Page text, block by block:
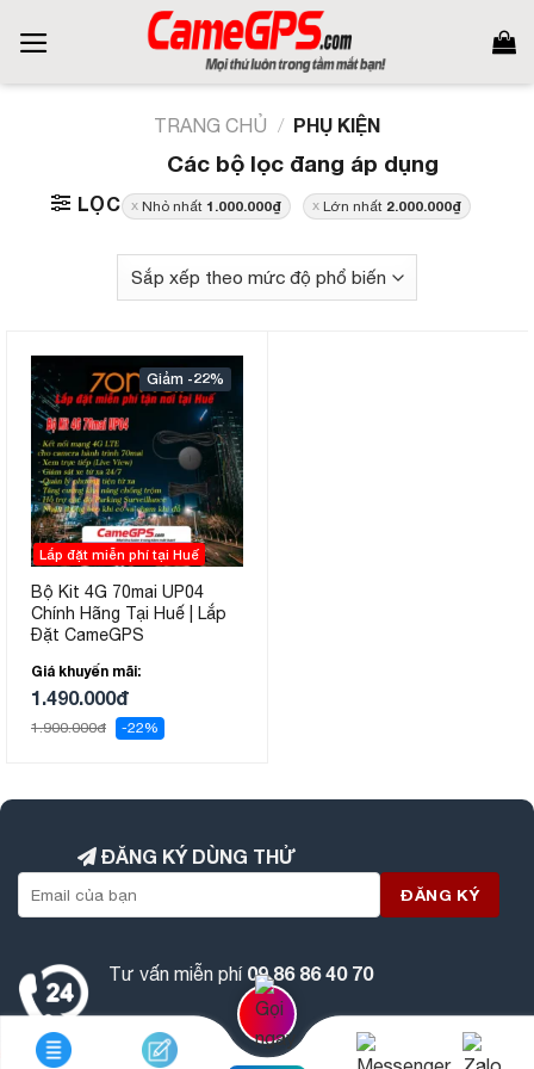
TRANG CHỦ / PHỤ KIỆN
LỌC
Các bộ lọc đang áp dụng
Nhỏ nhất 1.000.000₫ Lớn nhất 2.000.000₫
-22%
Lắp đặt miễn phí tại Huế
Bộ Kit 4G 70mai UP04
Chính Hãng Tại Huế | Lắp
Đặt CameGPS
Giá khuyến mãi:
1.490.000đ
1.900.000đ -22%
ĐĂNG KÝ DÙNG THỬ
Tư vấn miễn phí 09 86 86 40 70